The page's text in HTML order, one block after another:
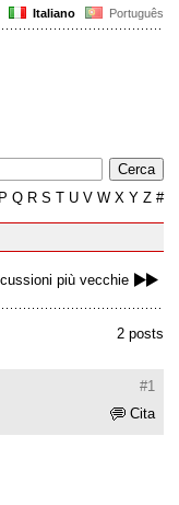
Italiano Português
P Q R S T U V W X Y Z #
più vecchie
2 posts
#1
Cita